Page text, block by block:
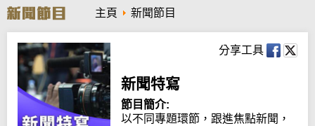
r
c
h
主頁 新聞節目
分享工具
新聞特寫
節目簡介:
以不同專題環節，跟進焦點新聞，